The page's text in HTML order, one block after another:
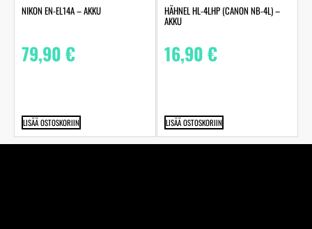
NIKON EN-EL14A – AKKU
79,90€
LISÄÄ OSTOSKORIIN
HÄHNEL HL-4LHP (CANON NB-4L) –
AKKU
16,90€
LISÄÄ OSTOSKORIIN